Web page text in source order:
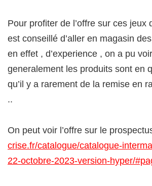
Pour profiter de l’offre sur ces jeux
est conseillé d’aller en magasin
en effet , d’experience , on a pu
generalement les produits sont en
qu’il y a rarement de la remise en
..
On peut voir l’offre sur le
crise.fr/catalogue/catalogue-
22-octobre-2023-version-hyper/